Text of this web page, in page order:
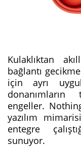
Kulaklıktan
bağlantı
için ayrı
donanımların
engeller.
yazılım
entegre
sunuyor.